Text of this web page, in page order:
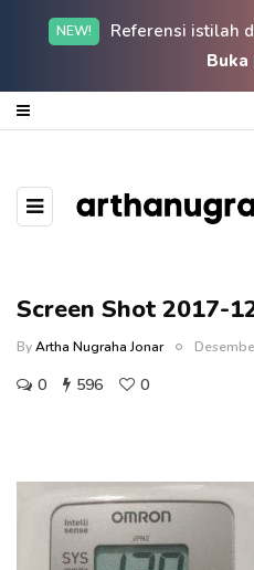
NEW!
Referensi istilah
Buka
Screen Shot 2017-
ByArtha Nugraha Jonar
0 596 0